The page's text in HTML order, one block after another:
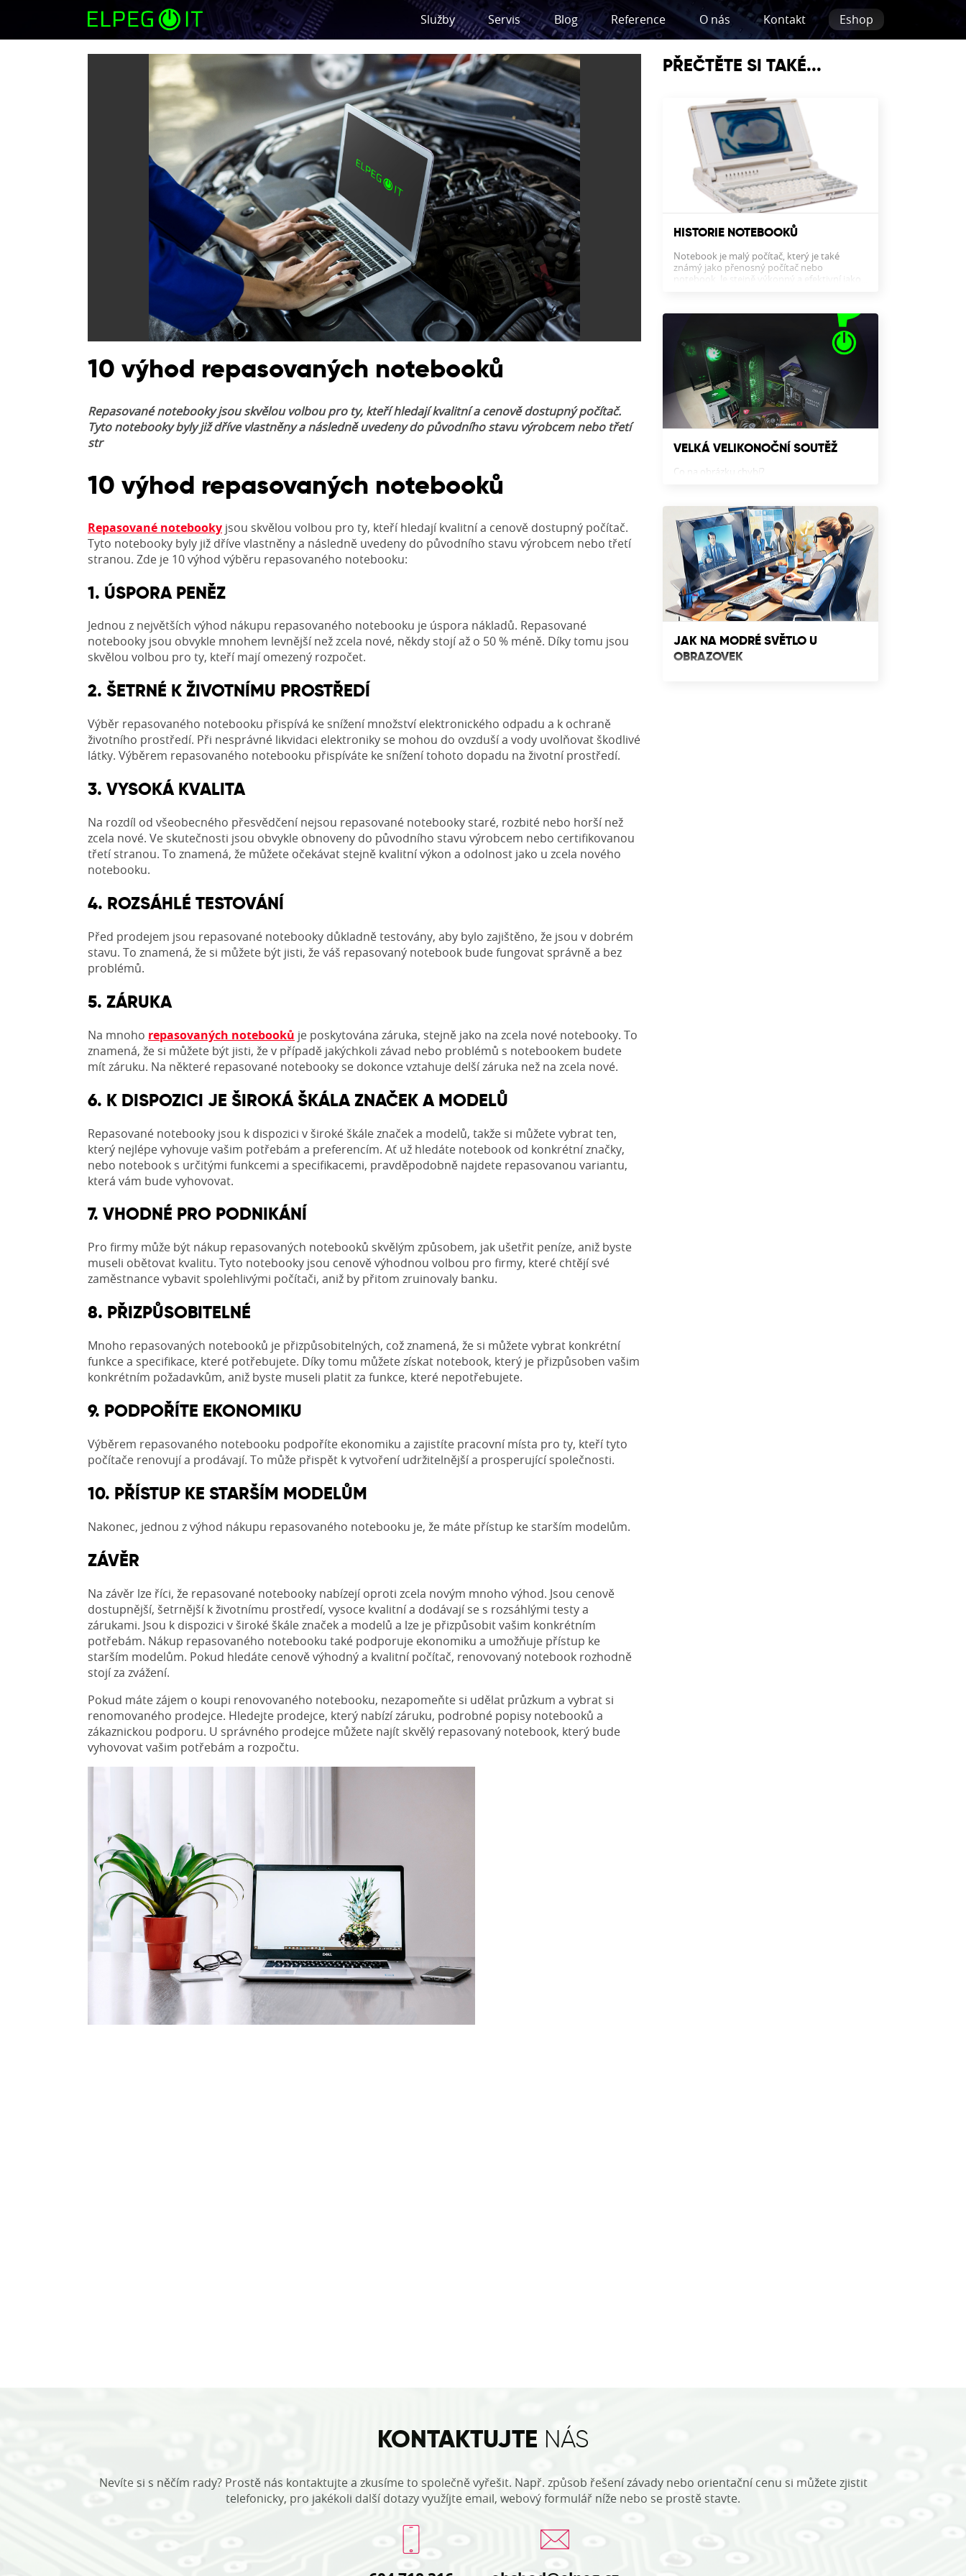
Služby Servis Blog Reference O nás Kontakt Eshop
10 výhod repasovaných notebooků
Repasované notebooky jsou skvělou volbou pro ty, kteří hledají kvalitní a cenově dostupný počítač.
Tyto notebooky byly již dříve vlastněny a následně uvedeny do původního stavu výrobcem nebo třetí
str
10 výhod repasovaných notebooků
Repasované notebooky jsou skvělou volbou pro ty, kteří hledají kvalitní a cenově dostupný počítač.
Tyto notebooky byly již dříve vlastněny a následně uvedeny do původního stavu výrobcem nebo třetí
stranou. Zde je 10 výhod výběru repasovaného notebooku:
1. ÚSPORA PENĚZ
Jednou z největších výhod nákupu repasovaného notebooku je úspora nákladů. Repasované
notebooky jsou obvykle mnohem levnější než zcela nové, někdy stojí až o 50 % méně. Díky tomu jsou
skvělou volbou pro ty, kteří mají omezený rozpočet.
2. ŠETRNÉ K ŽIVOTNÍMU PROSTŘEDÍ
Výběr repasovaného notebooku přispívá ke snížení množství elektronického odpadu a k ochraně
životního prostředí. Při nesprávné likvidaci elektroniky se mohou do ovzduší a vody uvolňovat škodlivé
látky. Výběrem repasovaného notebooku přispíváte ke snížení tohoto dopadu na životní prostředí.
3. VYSOKÁ KVALITA
Na rozdíl od všeobecného přesvědčení nejsou repasované notebooky staré, rozbité nebo horší než
zcela nové. Ve skutečnosti jsou obvykle obnoveny do původního stavu výrobcem nebo certifikovanou
třetí stranou. To znamená, že můžete očekávat stejně kvalitní výkon a odolnost jako u zcela nového
notebooku.
4. ROZSÁHLÉ TESTOVÁNÍ
Před prodejem jsou repasované notebooky důkladně testovány, aby bylo zajištěno, že jsou v dobrém
stavu. To znamená, že si můžete být jisti, že váš repasovaný notebook bude fungovat správně a bez
problémů.
5. ZÁRUKA
Na mnoho repasovaných notebooků je poskytována záruka, stejně jako na zcela nové notebooky. To
znamená, že si můžete být jisti, že v případě jakýchkoli závad nebo problémů s notebookem budete
mít záruku. Na některé repasované notebooky se dokonce vztahuje delší záruka než na zcela nové.
6. K DISPOZICI JE ŠIROKÁ ŠKÁLA ZNAČEK A MODELŮ
Repasované notebooky jsou k dispozici v široké škále značek a modelů, takže si můžete vybrat ten,
který nejlépe vyhovuje vašim potřebám a preferencím. Ať už hledáte notebook od konkrétní značky,
nebo notebook s určitými funkcemi a specifikacemi, pravděpodobně najdete repasovanou variantu,
která vám bude vyhovovat.
7. VHODNÉ PRO PODNIKÁNÍ
Pro firmy může být nákup repasovaných notebooků skvělým způsobem, jak ušetřit peníze, aniž byste
museli obětovat kvalitu. Tyto notebooky jsou cenově výhodnou volbou pro firmy, které chtějí své
zaměstnance vybavit spolehlivými počítači, aniž by přitom zruinovaly banku.
8. PŘIZPŮSOBITELNÉ
Mnoho repasovaných notebooků je přizpůsobitelných, což znamená, že si můžete vybrat konkrétní
funkce a specifikace, které potřebujete. Díky tomu můžete získat notebook, který je přizpůsoben vašim
konkrétním požadavkům, aniž byste museli platit za funkce, které nepotřebujete.
9. PODPOŘÍTE EKONOMIKU
Výběrem repasovaného notebooku podpoříte ekonomiku a zajistíte pracovní místa pro ty, kteří tyto
počítače renovují a prodávají. To může přispět k vytvoření udržitelnější a prosperující společnosti.
10. PŘÍSTUP KE STARŠÍM MODELŮM
Nakonec, jednou z výhod nákupu repasovaného notebooku je, že máte přístup ke starším modelům.
ZÁVĚR
Na závěr lze říci, že repasované notebooky nabízejí oproti zcela novým mnoho výhod. Jsou cenově
dostupnější, šetrnější k životnímu prostředí, vysoce kvalitní a dodávají se s rozsáhlými testy a
zárukami. Jsou k dispozici v široké škále značek a modelů a lze je přizpůsobit vašim konkrétním
potřebám. Nákup repasovaného notebooku také podporuje ekonomiku a umožňuje přístup ke
starším modelům. Pokud hledáte cenově výhodný a kvalitní počítač, renovovaný notebook rozhodně
stojí za zvážení.
Pokud máte zájem o koupi renovovaného notebooku, nezapomeňte si udělat průzkum a vybrat si
renomovaného prodejce. Hledejte prodejce, který nabízí záruku, podrobné popisy notebooků a
zákaznickou podporu. U správného prodejce můžete najít skvělý repasovaný notebook, který bude
vyhovovat vašim potřebám a rozpočtu.
PŘEČTĚTE SI TAKÉ...
HISTORIE NOTEBOOKŮ
Notebook je malý počítač, který je také
známý jako přenosný počítač nebo
notebook. Je stejně výkonný a efektivní jako...
VELKÁ VELIKONOČNÍ SOUTĚŽ
Co na obrázku chybí?
JAK NA MODRÉ SVĚTLO U
OBRAZOVEK
KONTAKTUJTE NÁS
Nevíte si s něčím rady? Prostě nás kontaktujte a zkusíme to společně vyřešit. Např. způsob řešení závady nebo orientační cenu si můžete zjistit
telefonicky, pro jakékoli další dotazy využíjte email, webový formulář níže nebo se prostě stavte.